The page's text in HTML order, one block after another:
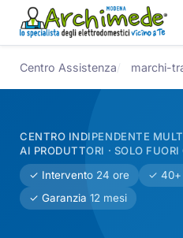
Centro Assistenza marchi-
CENTRO INDIPENDENTE
AI PRODUTTORI · SOLO
✓ Intervento 24 ore
✓ 40+
✓ Garanzia 12 mesi